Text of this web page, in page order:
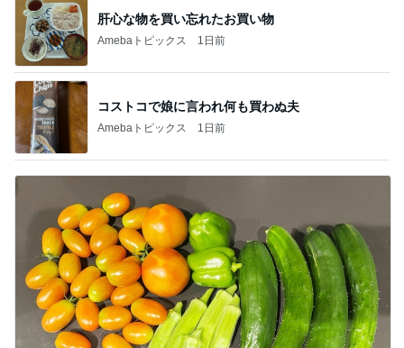
肝心な物を買い忘れたお買い物
Amebaトピックス 1日前
コストコで娘に言われ何も買わぬ夫
Amebaトピックス 1日前